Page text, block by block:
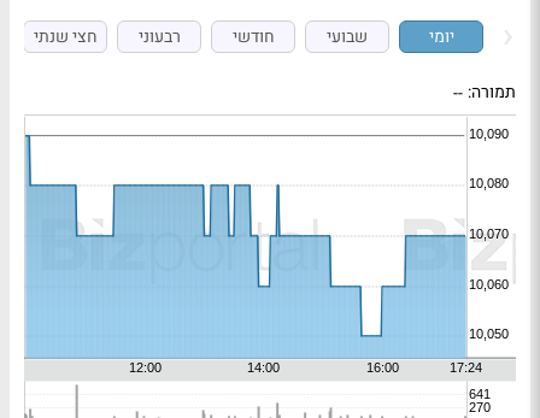
יומי שבועי חודשי רבעוני חצי שנתי
תמורה: --